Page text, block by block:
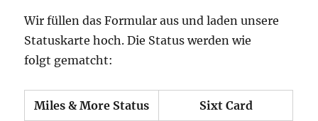
Wir füllen das Formular aus und laden unsere
Statuskarte hoch. Die Status werden wie
folgt gematcht:
Miles & More Status Sixt Card